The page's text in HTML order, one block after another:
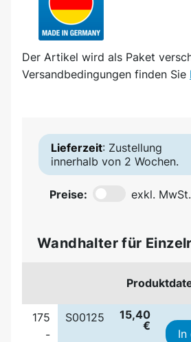
Der Artikel wird als Paket
Versandbedingungen finden Sie
Lieferzeit: Zustellung
innerhalb von 2 Wochen.
Preise: exkl. MwSt.
Wandhalter für
175
-
S00125
15,40
€
In